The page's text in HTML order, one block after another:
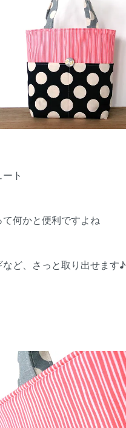
ト
何かと便利ですよね
など、さっと取り出せます♪